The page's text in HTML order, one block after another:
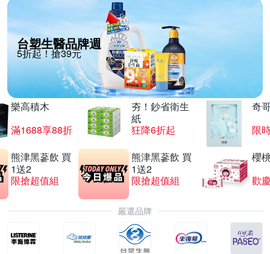
台塑生醫品牌週
5折起！搶39元
樂高積木
滿1688享88折
夯！鈔省衛生
紙
狂降6折起
奇
限
熊津黑蔘飲 買
1送2
限搶超值組
熊津黑蔘飲 買
1送2
限搶超值組
櫻
歡
嚴選品牌